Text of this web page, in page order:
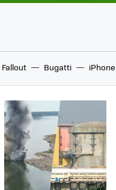
Fallout Bugatti iPhone